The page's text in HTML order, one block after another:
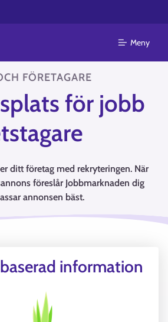
Meny
FÖRETAGARE
för jobb
ditt företag med rekryteringen. När
föreslår Jobbmarknaden dig
annonsen bäst.
information